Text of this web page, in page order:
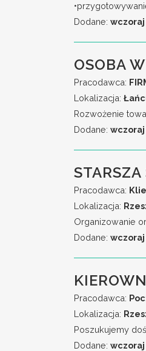
Dodane: wczoraj
OSOBA
Pracodawca:
Lokalizacja:
Rozwożenie
Dodane: wczoraj
Pracodawca:
Lokalizacja:
Organizowanie
Dodane: wczoraj
Pracodawca:
Lokalizacja:
Poszukujemy
Dodane: wczoraj